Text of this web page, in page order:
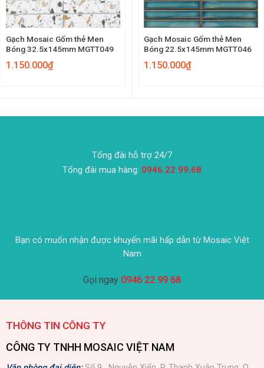
Gạch Mosaic Gốm thẻ Men
Bóng 32.5x145mm MGTT049
1.150.000₫
Gạch Mosaic Gốm thẻ Men
Bóng 22.5x145mm MGTT046
1.150.000₫
Tổng đài hỗ trợ 24/7
Tổng đài mua hàng: 0946.22.99.68
Bạn có muốn nhận được khuyến mãi hấp dẫn từ Mosaic Việt
Nam
Gọi ngay 0946 22 99 68
THÔNG TIN CÔNG TY
CÔNG TY TNHH MOSAIC VIỆT NAM